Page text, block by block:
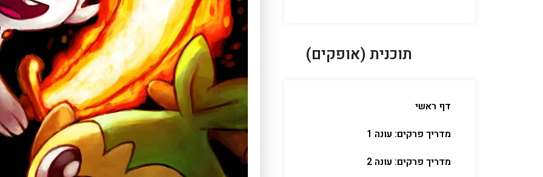
תוכנית (אופקים)
דף ראשי
מדריך פרקים: עונה 1
מדריך פרקים: עונה 2